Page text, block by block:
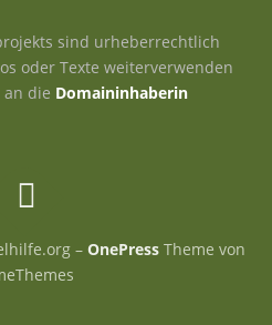
sind urheberrechtlich
oder Texte weiterverwenden
an die Domaininhaberin
– OnePress Theme von